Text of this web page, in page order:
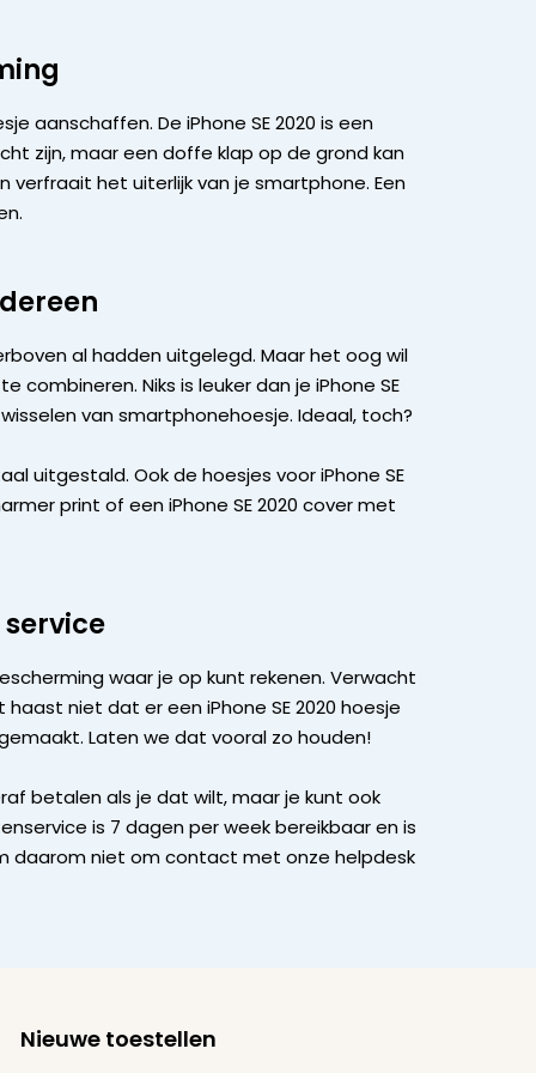
aanschaffen. De iPhone SE 2020 is een
zijn, maar een doffe klap op de grond kan
verfraait het uiterlijk van je smartphone. Een
al hadden uitgelegd. Maar het oog wil
Niks is leuker dan je iPhone SE
van smartphonehoesje. Ideaal, toch?
uitgestald. Ook de hoesjes voor iPhone SE
print of een iPhone SE 2020 cover met
waar je op kunt rekenen. Verwacht
niet dat er een iPhone SE 2020 hoesje
Laten we dat vooral zo houden!
betalen als je dat wilt, maar je kunt ook
is 7 dagen per week bereikbaar en is
daarom niet om contact met onze helpdesk
Nieuwe toestellen